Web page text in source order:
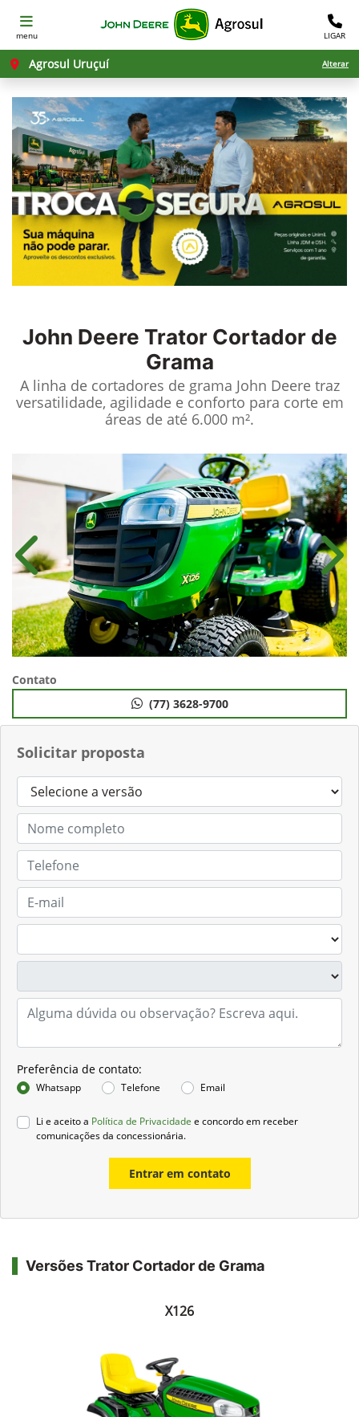
menu LIGAR
Agrosul Uruçuí Alterar
John Deere Trator Cortador de
Grama
A linha de cortadores de grama John Deere traz
versatilidade, agilidade e conforto para corte em
áreas de até 6.000 m².
Solicitar proposta
Preferência de contato:
Whatsapp Telefone Email
Li e aceito a Política de Privacidade e concordo em receber
comunicações da concessionária.
Entrar em contato
Anterior
Contato
(77) 3628-9700
Versões Trator Cortador de Grama
X126